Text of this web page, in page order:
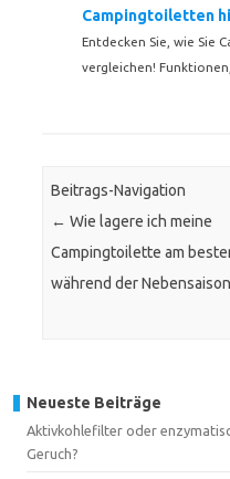
Campingtoiletten
Entdecken Sie, wie Sie
vergleichen!
Beitrags-Navigation
← Wie lagere ich meine
Campingtoilette am
während der
Neueste Beiträge
Aktivkohlefilter oder
Geruch?